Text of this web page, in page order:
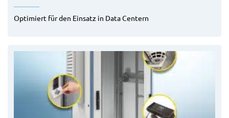
Optimiert für den Einsatz in Data Centern